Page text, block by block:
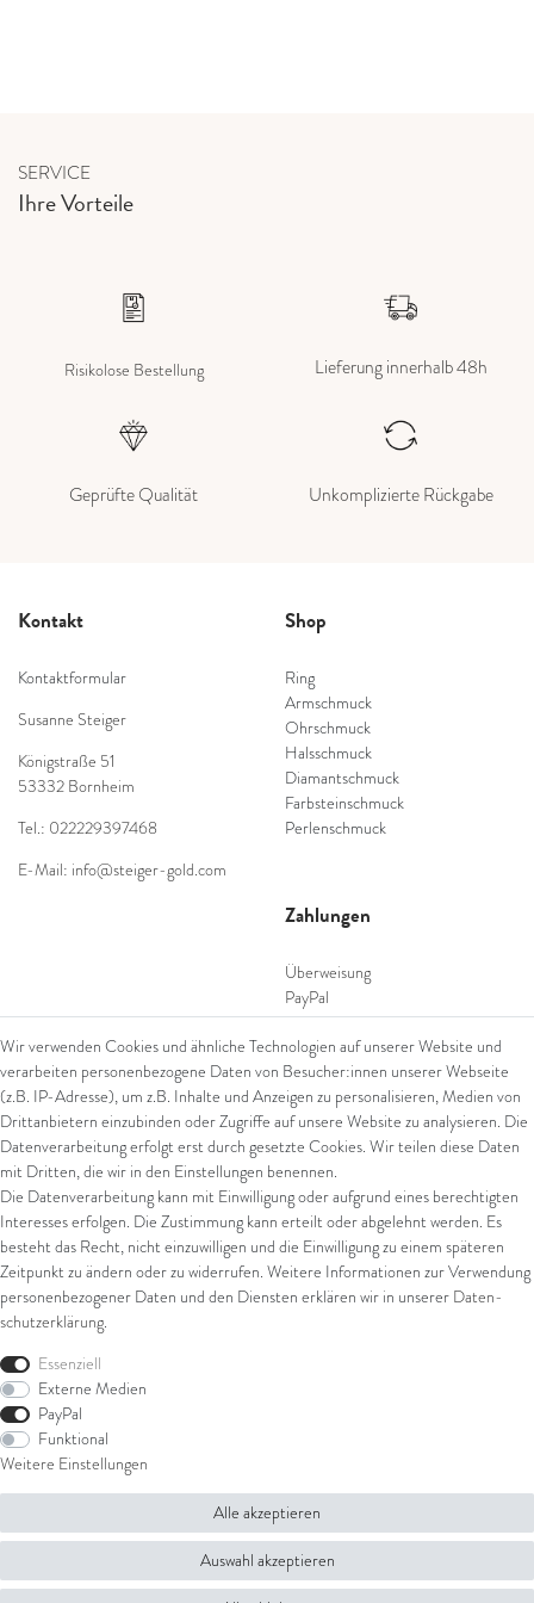
SERVICE
Ihre Vorteile
Risikolose Bestellung Lieferung innerhalb 48h
Geprüfte Qualität Unkomplizierte Rückgabe
Kontakt
Kontaktformular
Susanne Steiger
Königstraße 51
53332 Bornheim
Tel.: 022229397468
E-Mail: info@steiger-gold.com
Shop
Ring
Armschmuck
Ohrschmuck
Halsschmuck
Diamantschmuck
Farbsteinschmuck
Perlenschmuck
Zahlungen
Überweisung
PayPal
SEPA Lastschrift
giropay
Kreditkarte
Versand
UPS
FedEx
© Copyright 2026 Juwelier Steiger | Alle Rechte vorbehalten.
Wir verwenden Cookies und ähnliche Technologien auf unserer Website und
verarbeiten personenbezogene Daten von Besucher:innen unserer Webseite
(z.B. IP-Adresse), um z.B. Inhalte und Anzeigen zu personalisieren, Medien von
Drittanbietern einzubinden oder Zugriffe auf unsere Website zu analysieren. Die
Datenverarbeitung erfolgt erst durch gesetzte Cookies. Wir teilen diese Daten
mit Dritten, die wir in den Einstellungen benennen.
Die Datenverarbeitung kann mit Einwilligung oder aufgrund eines berechtigten
Interesses erfolgen. Die Zustimmung kann erteilt oder abgelehnt werden. Es
besteht das Recht, nicht einzuwilligen und die Einwilligung zu einem späteren
Zeitpunkt zu ändern oder zu widerrufen. Weitere Informationen zur Verwendung
personenbezogener Daten und den Diensten erklären wir in unserer Daten­
schutz­erklärung.
Essenziell
Externe Medien
PayPal
Funktional
Weitere Einstellungen
Alle akzeptieren
Auswahl akzeptieren